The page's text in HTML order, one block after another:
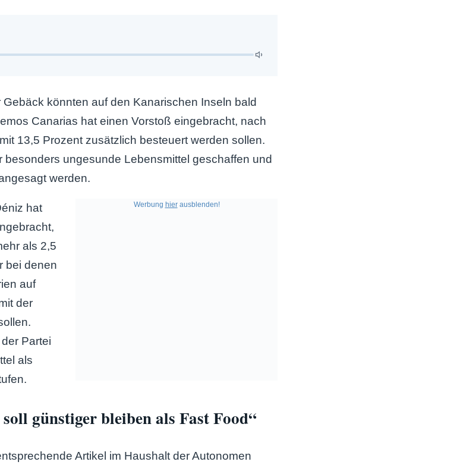
könnten auf den Kanarischen Inseln bald
Canarias hat einen Vorstoß eingebracht, nach
13,5 Prozent zusätzlich besteuert werden sollen.
besonders ungesunde Lebensmittel geschaffen und
werden.
Werbung hierausblenden!
hat
als 2,5
bei denen
auf
der
Partei
als
günstiger bleiben als Fast Food“
Artikel im Haushalt der Autonomen